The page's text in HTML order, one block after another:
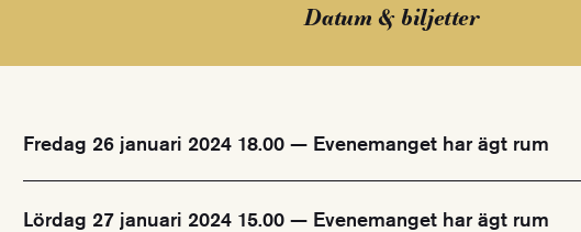
Datum & biljetter
Fredag 26 januari 2024 18.00 — Evenemanget har ägt rum
Lördag 27 januari 2024 15.00 — Evenemanget har ägt rum